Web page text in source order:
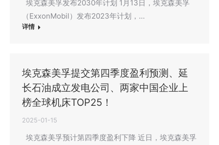
埃克森美孚发布2030年计划 1月13日，埃克森美孚
（ExxonMobil）发布2023年计划，…
详情
埃克森美孚提交第四季度盈利预测、延
长石油成立发电公司、两家中国企业上
榜全球机床TOP25！
2025-01-15
埃克森美孚预计第四季度盈利下降 近日，埃克森美孚